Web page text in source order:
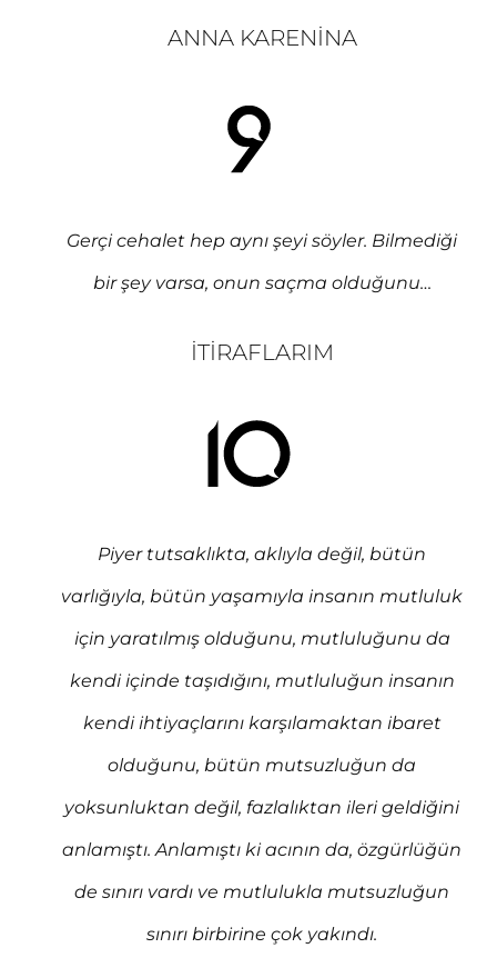
ANNA KARENINA
Gerçi cehalet hep aynı şeyi söyler. Bilmediği
bir şey varsa, onun saçma olduğunu…
İTIRAFLARIM
Piyer tutsaklıkta, aklıyla değil, bütün
varlığıyla, bütün yaşamıyla insanın mutluluk
için yaratılmış olduğunu, mutluluğunu da
kendi içinde taşıdığını, mutluluğun insanın
kendi ihtiyaçlarını karşılamaktan ibaret
olduğunu, bütün mutsuzluğun da
yoksunluktan değil, fazlalıktan ileri geldiğini
anlamıştı. Anlamıştı ki acının da, özgürlüğün
de sınırı vardı ve mutlulukla mutsuzluğun
sınırı birbirine çok yakındı.